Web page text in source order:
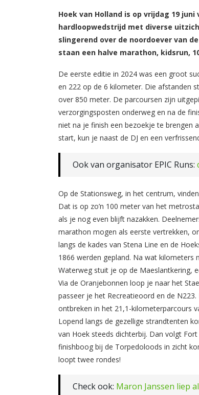
Hoek van Holland is op vrijdag 19
hardloopwedstrijd met diverse
slingerend over de noordoever van
staan een halve marathon, kidsrun,
De eerste editie in 2024 was een groot
en 222 op de 6 kilometer. Die afstanden
over 850 meter. De parcoursen zijn
verzorgingsposten onderweg en na de
niet na je finish een bezoekje te brengen
start, kun je naast de DJ en een
Ook van organisator EPIC Runs:
Op de Stationsweg, in het centrum,
Dat is op zo’n 100 meter van het
als je nog even blijft nazakken.
marathon mogen als eerste vertrekken,
langs de kades van Stena Line en de
1866 werden gepland. Na wat kilometers
Waterweg stuit je op de Maeslantkering,
Via de Oranjebonnen loop je naar het
passeer je het Recreatieoord en de
ontbreken in het 21,1-kilometerparcours
Lopend langs de gezellige strandtenten
van Hoek steeds dichterbij. Dan volgt
finishboog bij de Torpedoloods in zicht
loopt twee rondes!
Check ook: Maron Janssen liep